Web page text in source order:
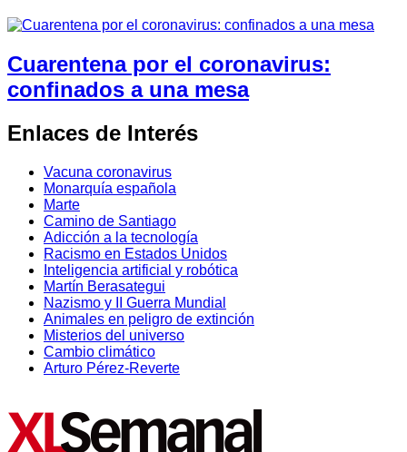
Cuarentena por el coronavirus:
confinados a una mesa
Enlaces de Interés
Vacuna coronavirus
Monarquía española
Marte
Camino de Santiago
Adicción a la tecnología
Racismo en Estados Unidos
Inteligencia artificial y robótica
Martín Berasategui
Nazismo y II Guerra Mundial
Animales en peligro de extinción
Misterios del universo
Cambio climático
Arturo Pérez-Reverte